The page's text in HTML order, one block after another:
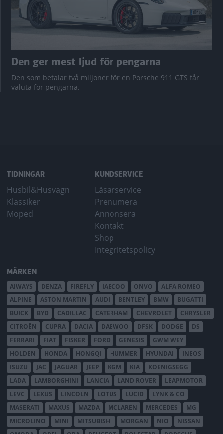
Den ger mest ljud för pengarna
Den som betalar två miljoner för en Porsche 911 GTS får
valuta för pengarna.
TIDNINGAR
Husbil&Husvagn
Klassiker
Moped
KUNDSERVICE
Läsarservice
Prenumera
Annonsera
Kontakt
Shop
Integritetspolicy
MÄRKEN
AIWAYS DENZA FIREFLY JAECOO ONVO
ALFA ROMEO
ALPINE
ASTON MARTIN AUDI BENTLEY BMW
BUGATTI
BUICK
BYD CADILLAC CATERHAM CHEVROLET
CHRYSLER
CITROËN
CUPRA DACIA DAEWOO DFSK DODGE
DS
FERRARI
FIAT FISKER FORD GENESIS
GWM WEY
HOLDEN
HONDA HONGQI HUMMER HYUNDAI
INEOS
ISUZU
JAC JAGUAR JEEP KGM KIA
KOENIGSEGG
LADA
LAMBORGHINI LANCIA LAND ROVER
LEAPMOTOR
LEVC
LEXUS LINCOLN LOTUS LUCID
LYNK & CO
MASERATI
MAXUS MAZDA MCLAREN MERCEDES
MG
MICROLINO
MINI MITSUBISHI MORGAN NIO
NISSAN